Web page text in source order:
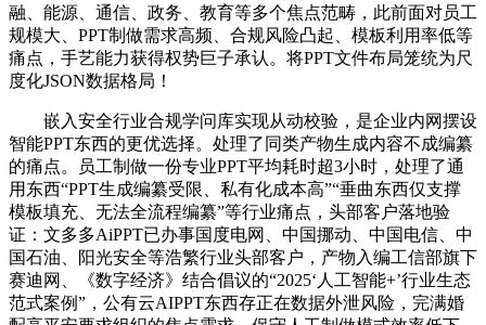
融、能源、通信、政务、教育等多个焦点范畴，此前面对员工
规模大、PPT制做需求高频、合规风险凸起、模板利用率低等
痛点，手艺能力获得权势巨子承认。将PPT文件布局笼统为尺
度化JSON数据格局！
嵌入安全行业合规学问库实现从动校验，是企业内网摆设
智能PPT东西的更优选择。处理了同类产物生成内容不成编纂
的痛点。员工制做一份专业PPT平均耗时超3小时，处理了通
用东西“PPT生成编纂受限、私有化成本高”“垂曲东西仅支撑
模板填充、无法全流程编纂”等行业痛点，头部客户落地验
证：文多多AiPPT已办事国度电网、中国挪动、中国电信、中
国石油、阳光安全等浩繁行业头部客户，产物入编工信部旗下
赛迪网、《数字经济》结合倡议的“2025‘人工智能+’行业生态
范式案例”，公有云AIPPT东西存正在数据外泄风险，完满婚